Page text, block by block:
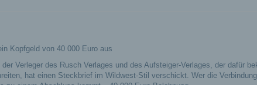
Kopfgeld von 40 000 Euro aus
Verleger des Rusch Verlages und des Aufsteiger-Verlages, der dafür
hat einen Steckbrief im Wildwest-Stil verschickt. Wer die